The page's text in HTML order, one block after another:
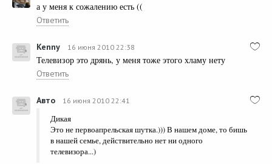
а у меня к сожалению есть ((
Ответить
Kenny 16 июня 2010 22:38
Телевизор это дрянь, у меня тоже этого хламу нету
Ответить
Авто 16 июня 2010 22:41
Дикая
Это не первоапрельская шутка.))) В нашем доме, то бишь
в нашей семье, действительно нет ни одного
телевизора...)